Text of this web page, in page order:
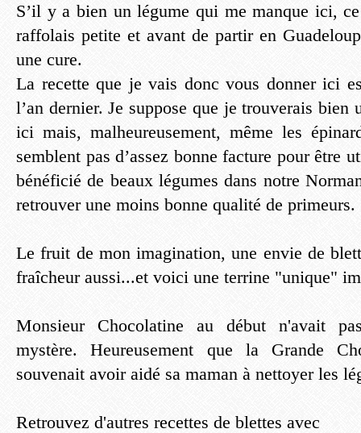
S’il y a bien un légume qui me manque ici,
raffolais petite et avant de partir en
une cure.
La recette que je vais donc vous donner ici
l’an dernier. Je suppose que je trouverais
ici mais, malheureusement, même les
semblent pas d’assez bonne facture pour être
bénéficié de beaux légumes dans notre
retrouver une moins bonne qualité de primeurs.
Le fruit de mon imagination, une envie de
fraîcheur aussi...et voici une terrine "unique"
Monsieur Chocolatine au début n'avait
mystère. Heureusement que la Grande
souvenait avoir aidé sa maman à nettoyer les
Retrouvez d'autres recettes de blettes avec